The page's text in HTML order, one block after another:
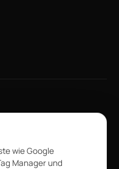
wie Google
Manager und